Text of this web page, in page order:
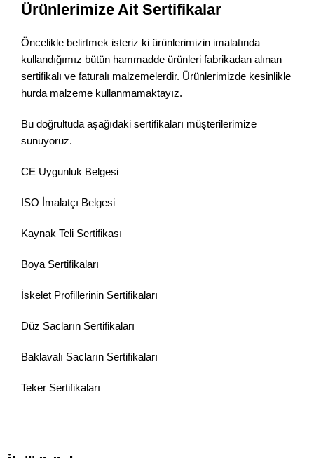
Ürünlerimize Ait Sertifikalar
Öncelikle belirtmek isteriz ki ürünlerimizin imalatında
kullandığımız bütün hammadde ürünleri fabrikadan alınan
sertifikalı ve faturalı malzemelerdir. Ürünlerimizde kesinlikle
hurda malzeme kullanmamaktayız.
Bu doğrultuda aşağıdaki sertifikaları müşterilerimize
sunuyoruz.
CE Uygunluk Belgesi
ISO İmalatçı Belgesi
Kaynak Teli Sertifikası
Boya Sertifikaları
İskelet Profillerinin Sertifikaları
Düz Sacların Sertifikaları
Baklavalı Sacların Sertifikaları
Teker Sertifikaları